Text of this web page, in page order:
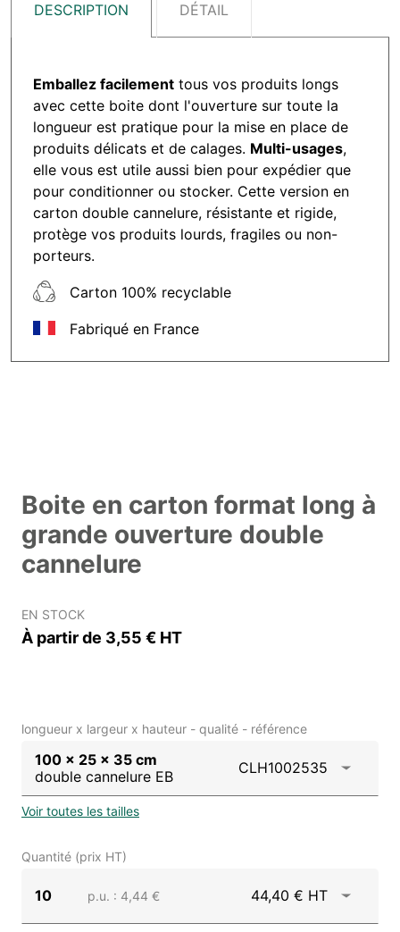
DESCRIPTION DÉTAIL
Emballez facilement tous vos produits longs
avec cette boite dont l'ouverture sur toute la
longueur est pratique pour la mise en place de
produits délicats et de calages. Multi-usages,
elle vous est utile aussi bien pour expédier que
pour conditionner ou stocker. Cette version en
carton double cannelure, résistante et rigide,
protège vos produits lourds, fragiles ou non-
porteurs.
Carton 100% recyclable
Fabriqué en France
Boite en carton format long à
grande ouverture double
cannelure
EN STOCK
À partir de 3,55 € HT
longueur x largeur x hauteur - qualité - référence
100 x 25 x 35 cm
double cannelure EB
CLH1002535
Voir toutes les tailles
Quantité (prix HT)
10 p.u. : 4,44 € 44,40 € HT